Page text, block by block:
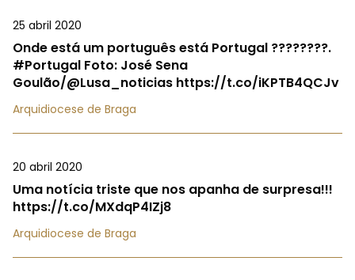
25 abril 2020
Onde está um português está Portugal ????????.
#Portugal Foto: José Sena
Goulão/@Lusa_noticias https://t.co/iKPTB4QCJv
Arquidiocese de Braga
20 abril 2020
Uma notícia triste que nos apanha de surpresa!!!
https://t.co/MXdqP4IZj8
Arquidiocese de Braga